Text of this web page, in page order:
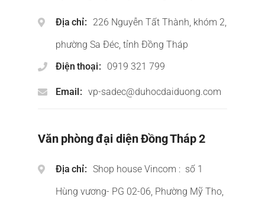
Địa chỉ
226 Nguyễn Tất Thành, khóm 2,
phường Sa Đéc, tỉnh Đồng Tháp
Điện thoại
0919 321 799
Email vp-sadec@duhocdaiduong.com
Văn phòng đại diện Đồng Tháp 2
Địa chỉ
Shop house Vincom : số 1
Hùng vương- PG 02-06, Phường Mỹ Tho,